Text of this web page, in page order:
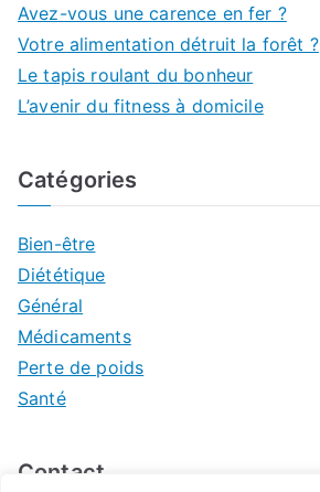
Avez-vous une carence en fer ?
Votre alimentation détruit la forêt ?
Le tapis roulant du bonheur
L’avenir du fitness à domicile
Catégories
Bien-être
Diététique
Général
Médicaments
Perte de poids
Santé
Contact